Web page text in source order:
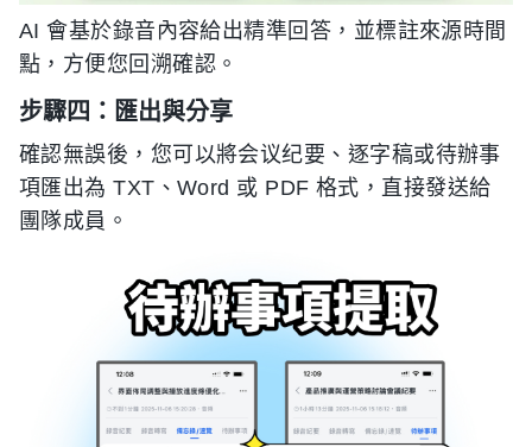
AI 會基於錄音內容給出精準回答，並標註來源時間
點，方便您回溯確認。
步驟四：匯出與分享
確認無誤後，您可以將会议纪要、逐字稿或待辦事
項匯出為 TXT、Word 或 PDF 格式，直接發送給
團隊成員。